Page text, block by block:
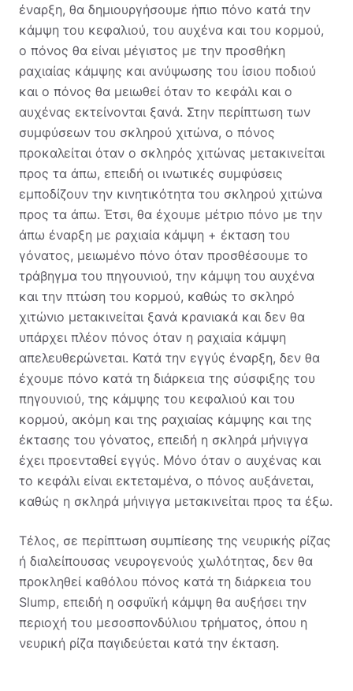
έναρξη, θα δημιουργήσουμε ήπιο πόνο κατά την
κάμψη του κεφαλιού, του αυχένα και του κορμού,
ο πόνος θα είναι μέγιστος με την προσθήκη
ραχιαίας κάμψης και ανύψωσης του ίσιου ποδιού
και ο πόνος θα μειωθεί όταν το κεφάλι και ο
αυχένας εκτείνονται ξανά. Στην περίπτωση των
συμφύσεων του σκληρού χιτώνα, ο πόνος
προκαλείται όταν ο σκληρός χιτώνας μετακινείται
προς τα άπω, επειδή οι ινωτικές συμφύσεις
εμποδίζουν την κινητικότητα του σκληρού χιτώνα
προς τα άπω. Έτσι, θα έχουμε μέτριο πόνο με την
άπω έναρξη με ραχιαία κάμψη + έκταση του
γόνατος, μειωμένο πόνο όταν προσθέσουμε το
τράβηγμα του πηγουνιού, την κάμψη του αυχένα
και την πτώση του κορμού, καθώς το σκληρό
χιτώνιο μετακινείται ξανά κρανιακά και δεν θα
υπάρχει πλέον πόνος όταν η ραχιαία κάμψη
απελευθερώνεται. Κατά την εγγύς έναρξη, δεν θα
έχουμε πόνο κατά τη διάρκεια της σύσφιξης του
πηγουνιού, της κάμψης του κεφαλιού και του
κορμού, ακόμη και της ραχιαίας κάμψης και της
έκτασης του γόνατος, επειδή η σκληρά μήνιγγα
έχει προενταθεί εγγύς. Μόνο όταν ο αυχένας και
το κεφάλι είναι εκτεταμένα, ο πόνος αυξάνεται,
καθώς η σκληρά μήνιγγα μετακινείται προς τα έξω.
Τέλος, σε περίπτωση συμπίεσης της νευρικής ρίζας
ή διαλείπουσας νευρογενούς χωλότητας, δεν θα
προκληθεί καθόλου πόνος κατά τη διάρκεια του
Slump, επειδή η οσφυϊκή κάμψη θα αυξήσει την
περιοχή του μεσοσπονδύλιου τρήματος, όπου η
νευρική ρίζα παγιδεύεται κατά την έκταση.